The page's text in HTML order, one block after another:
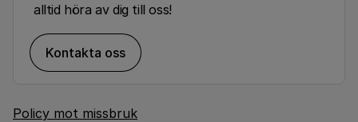
alltid höra av dig till oss!
Kontakta oss
Policy mot missbruk